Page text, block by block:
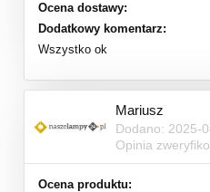
Ocena dostawy:
Dodatkowy komentarz:
Wszystko ok
Mariusz
Dodano: 2025-
Opinia
Ocena produktu: